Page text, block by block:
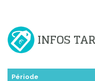
INFOS
Période